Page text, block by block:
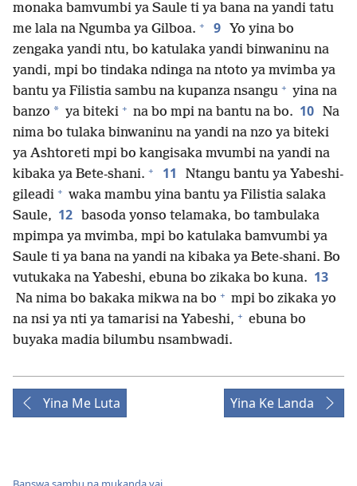
monaka bamvumbi ya Saule ti ya bana na yandi tatu
me lala na Ngumba ya Gilboa. + 9
Yo yina bo
zengaka yandi ntu, bo katulaka yandi binwaninu na
yandi, mpi bo tindaka ndinga na ntoto ya mvimba ya
bantu ya Filistia sambu na kupanza nsangu + yina na
banzo * ya biteki + na bo mpi na bantu na bo. 10 Na
nima bo tulaka binwaninu na yandi na nzo ya biteki
ya Ashtoreti mpi bo kangisaka mvumbi na yandi na
kibaka ya Bete-shani. + 11
Ntangu bantu ya Yabeshi-
gileadi + waka mambu yina bantu ya Filistia salaka
Saule, 12
basoda yonso telamaka, bo tambulaka
mpimpa ya mvimba, mpi bo katulaka bamvumbi ya
Saule ti ya bana na yandi na kibaka ya Bete-shani. Bo
vutukaka na Yabeshi, ebuna bo zikaka bo kuna. 13
Na nima bo bakaka mikwa na bo + mpi bo zikaka yo
na nsi ya nti ya tamarisi na Yabeshi, + ebuna bo
buyaka madia bilumbu nsambwadi.
Yina Me Luta Yina Ke Landa